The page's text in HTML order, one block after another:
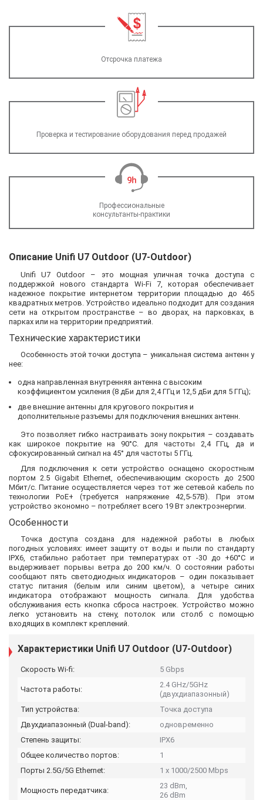
Отсрочка платежа
Проверка и тестирование оборудования перед продажей
Профессиональные
консультанты-практики
Описание Unifi U7 Outdoor (U7-Outdoor)
Unifi U7 Outdoor – это мощная уличная точка доступа с
поддержкой нового стандарта Wi-Fi 7, которая обеспечивает
надежное покрытие интернетом территории площадью до 465
квадратных метров. Устройство идеально подходит для создания
сети на открытом пространстве – во дворах, на парковках, в
парках или на территории предприятий.
Технические характеристики
Особенность этой точки доступа – уникальная система антенн у
нее:
одна направленная внутренняя антенна с высоким
коэффициентом усиления (8 дБи для 2,4 ГГц и 12,5 дБи для 5 ГГц);
две внешние антенны для кругового покрытия и
дополнительные разъемы для подключения внешних антенн.
Это позволяет гибко настраивать зону покрытия – создавать
как широкое покрытие на 90°С. для частоты 2,4 ГГц, да и
сфокусированный сигнал на 45° для частоты 5 ГГц.
Для подключения к сети устройство оснащено скоростным
портом 2.5 Gigabit Ethernet, обеспечивающим скорость до 2500
Мбит/с. Питание осуществляется через тот же сетевой кабель по
технологии PoE+ (требуется напряжение 42,5-57В). При этом
устройство экономно – потребляет всего 19 Вт электроэнергии.
Особенности
Точка доступа создана для надежной работы в любых
погодных условиях: имеет защиту от воды и пыли по стандарту
IPX6, стабильно работает при температурах от -30 до +60°C и
выдерживает порывы ветра до 200 км/ч. О состоянии работы
сообщают пять светодиодных индикаторов – один показывает
статус питания (белым или синим цветом), а четыре синих
индикатора отображают мощность сигнала. Для удобства
обслуживания есть кнопка сброса настроек. Устройство можно
легко установить на стену, потолок или столб с помощью
входящих в комплект креплений.
Характеристики Unifi U7 Outdoor (U7-Outdoor)
Скорость Wi-fi: 5 Gbps
Частота работы:
2.4 GHz/5GHz
(двухдиапазонный)
Тип устройства:
Точка доступа
Двухдиапазонный (Dual-band):
одновременно
Степень защиты:
IPX6
Общее количество портов:
1
Порты 2.5G/5G Ethernet:
1 x 1000/2500 Mbps
Мощность передатчика:
23 dBm,
26 dBm